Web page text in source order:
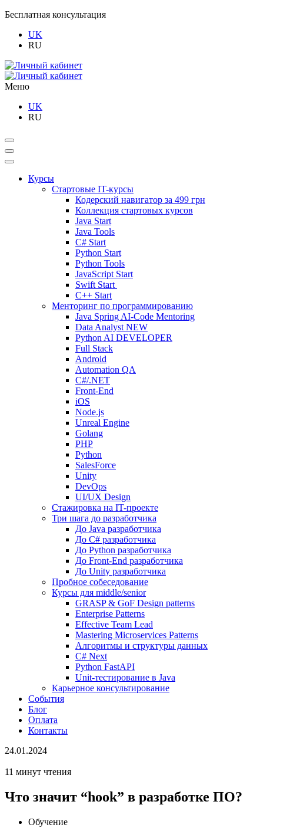
Бесплатная консультация
UK
RU
Меню
UK
RU
Курсы
Стартовые IT-курсы
Кодерский навигатор за 499 грн
Коллекция стартовых курсов
Java Start
Java Tools
C# Start
Python Start
Python Tools
JavaScript Start
Swift Start
C++ Start
Менторинг по программированию
Java Spring AI-Code Mentoring
Data Analyst NEW
Python AI DEVELOPER
Full Stack
Android
Automation QA
C#/.NET
Front-End
iOS
Node.js
Unreal Engine
Golang
PHP
Python
SalesForce
Unity
DevOps
UI/UX Design
Стажировка на IT-проекте
Три шага до разработчика
До Java разработчика
До C# разработчика
До Python разработчика
До Front-End разработчика
До Unity разработчика
Пробное собеседование
Курсы для middle/senior
GRASP & GoF Design patterns
Enterprise Patterns
Effective Team Lead
Mastering Microservices Patterns
Алгоритмы и структуры данных
C# Next
Python FastAPI
Unit-тестирование в Java
Карьерное консультирование
События
Блог
Оплата
Контакты
24.01.2024
11 минут чтения
Что значит “hook” в разработке ПО?
Обучение